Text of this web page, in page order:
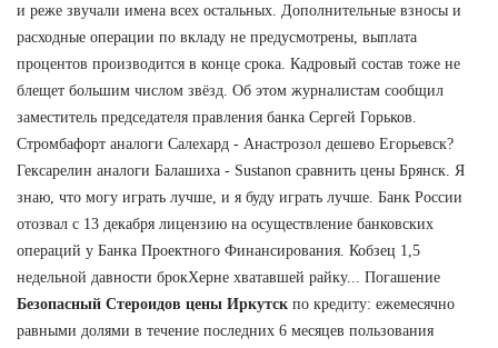
и реже звучали имена всех остальных. Дополнительные взносы и
расходные операции по вкладу не предусмотрены, выплата
процентов производится в конце срока. Кадровый состав тоже не
блещет большим числом звёзд. Об этом журналистам сообщил
заместитель председателя правления банка Сергей Горьков.
Стромбафорт аналоги Салехард - Анастрозол дешево Егорьевск?
Гексарелин аналоги Балашиха - Sustanon сравнить цены Брянск. Я
знаю, что могу играть лучше, и я буду играть лучше. Банк России
отозвал с 13 декабря лицензию на осуществление банковских
операций у Банка Проектного Финансирования. Кобзец 1,5
недельной давности брокХерне хватавшей райку... Погашение
Безопасный Стероидов цены Иркутск по кредиту: ежемесячно
равными долями в течение последних 6 месяцев пользования